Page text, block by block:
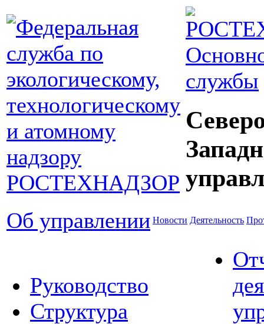
службы
Об управлении Новости Деятельность
Руководство
Структура